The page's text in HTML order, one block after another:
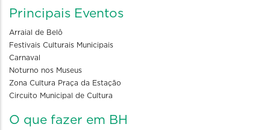
Principais Eventos
Arraial de Belô
Festivais Culturais Municipais
Carnaval
Noturno nos Museus
Zona Cultura Praça da Estação
Circuito Municipal de Cultura
O que fazer em BH